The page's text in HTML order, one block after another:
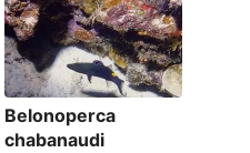
Belonoperca
chabanaudi